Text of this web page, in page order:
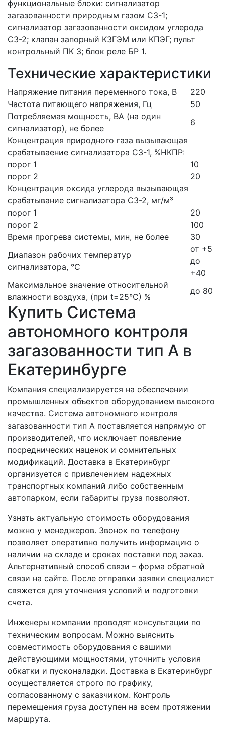
функциональные блоки: сигнализатор
загазованности природным газом СЗ-1;
сигнализатор загазованности оксидом углерода
СЗ-2; клапан запорный КЗГЭМ или КПЭГ; пульт
контрольный ПК 3; блок реле БР 1.
Технические характеристики
Напряжение питания переменного тока, В
220
Частота питающего напряжения, Гц
50
Потребляемая мощность, ВА (на один
сигнализатор), не более
6
Концентрация природного газа вызывающая
срабатываение сигнализатора СЗ-1, %НКПР:
порог 1
10
порог 2
20
Концентрация оксида углерода вызывающая
срабатывание сигнализатора СЗ-2, мг/м³
порог 1
20
порог 2
100
Время прогрева системы, мин, не более
30
Диапазон рабочих температур
сигнализатора, °С
от +5
до
+40
Максимальное значение относительной
влажности воздуха, (при t=25°С) %
до 80
Купить Система
автономного контроля
загазованности тип А в
Екатеринбурге
Компания специализируется на обеспечении
промышленных объектов оборудованием высокого
качества. Система автономного контроля
загазованности тип А поставляется напрямую от
производителей, что исключает появление
посреднических наценок и сомнительных
модификаций. Доставка в Екатеринбург
организуется с привлечением надежных
транспортных компаний либо собственным
автопарком, если габариты груза позволяют.
Узнать актуальную стоимость оборудования
можно у менеджеров. Звонок по телефону
позволяет оперативно получить информацию о
наличии на складе и сроках поставки под заказ.
Альтернативный способ связи – форма обратной
связи на сайте. После отправки заявки специалист
свяжется для уточнения условий и подготовки
счета.
Инженеры компании проводят консультации по
техническим вопросам. Можно выяснить
совместимость оборудования с вашими
действующими мощностями, уточнить условия
обкатки и пусконаладки. Доставка в Екатеринбург
осуществляется строго по графику,
согласованному с заказчиком. Контроль
перемещения груза доступен на всем протяжении
маршрута.